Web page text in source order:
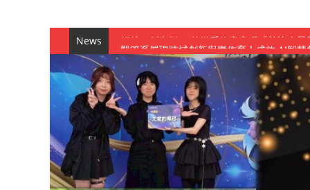
News
觀管系展現跨域創新與實作育人成效 AI智
學務處舉辦「董事長『聊』心室」 上官董
成人之美成就學生夢想 菁英學程陪伴財金
金曲陣容強勢進駐！中國科大原民音樂成果
數媒系《天堂的尾巴》、《礦影》勇奪台灣
師生攜手磨練一個月！觀管系榮獲天籟盃
一銀彭仁主中國科大開講 解密AI時代的金